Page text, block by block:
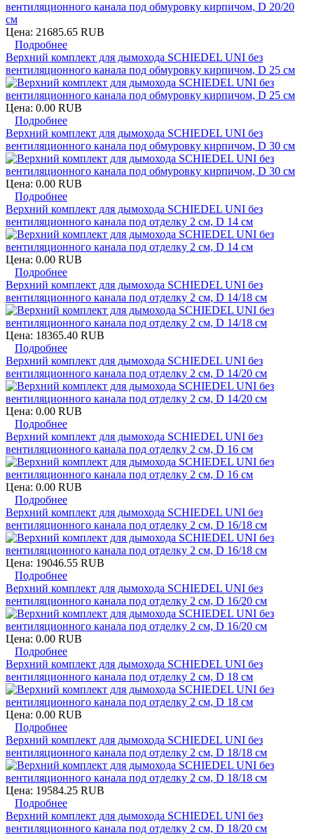
Цена: 21685.65 RUB
Подробнее
Верхний комплект для дымохода SCHIEDEL UNI без
вентиляционного канала под обмуровку кирпичом, D 25 см
Цена: 0.00 RUB
Подробнее
Верхний комплект для дымохода SCHIEDEL UNI без
вентиляционного канала под обмуровку кирпичом, D 30 см
Цена: 0.00 RUB
Подробнее
Верхний комплект для дымохода SCHIEDEL UNI без
вентиляционного канала под отделку 2 см, D 14 см
Цена: 0.00 RUB
Подробнее
Верхний комплект для дымохода SCHIEDEL UNI без
вентиляционного канала под отделку 2 см, D 14/18 см
Цена: 18365.40 RUB
Подробнее
Верхний комплект для дымохода SCHIEDEL UNI без
вентиляционного канала под отделку 2 см, D 14/20 см
Цена: 0.00 RUB
Подробнее
Верхний комплект для дымохода SCHIEDEL UNI без
вентиляционного канала под отделку 2 см, D 16 см
Цена: 0.00 RUB
Подробнее
Верхний комплект для дымохода SCHIEDEL UNI без
вентиляционного канала под отделку 2 см, D 16/18 см
Цена: 19046.55 RUB
Подробнее
Верхний комплект для дымохода SCHIEDEL UNI без
вентиляционного канала под отделку 2 см, D 16/20 см
Цена: 0.00 RUB
Подробнее
Верхний комплект для дымохода SCHIEDEL UNI без
вентиляционного канала под отделку 2 см, D 18 см
Цена: 0.00 RUB
Подробнее
Верхний комплект для дымохода SCHIEDEL UNI без
вентиляционного канала под отделку 2 см, D 18/18 см
Цена: 19584.25 RUB
Подробнее
Верхний комплект для дымохода SCHIEDEL UNI без
вентиляционного канала под отделку 2 см, D 18/20 см